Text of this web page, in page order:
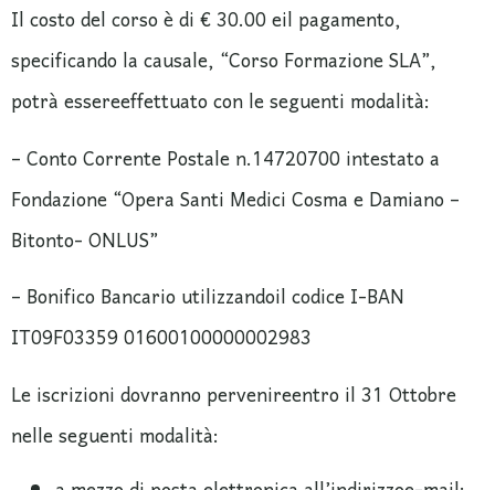
Il costo del corso è di € 30.00 eil pagamento,
specificando la causale, “Corso Formazione SLA”,
potrà essereeffettuato con le seguenti modalità:
– Conto Corrente Postale n.14720700 intestato a
Fondazione “Opera Santi Medici Cosma e Damiano –
Bitonto- ONLUS”
– Bonifico Bancario utilizzandoil codice I-BAN
IT09F03359 01600100000002983
Le iscrizioni dovranno pervenireentro il 31 Ottobre
nelle seguenti modalità: